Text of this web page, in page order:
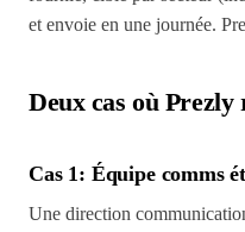
et envoie en une journée.
Deux cas où Prezly
Cas 1: Équipe comms
Une direction